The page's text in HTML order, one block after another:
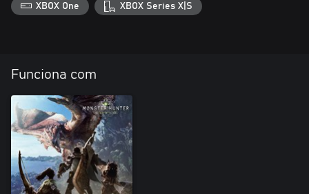
XBOX One XBOX Series X|S
Funciona com